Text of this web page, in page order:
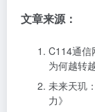
文章来源：
C114通信
为何越转
未来天玑
力》